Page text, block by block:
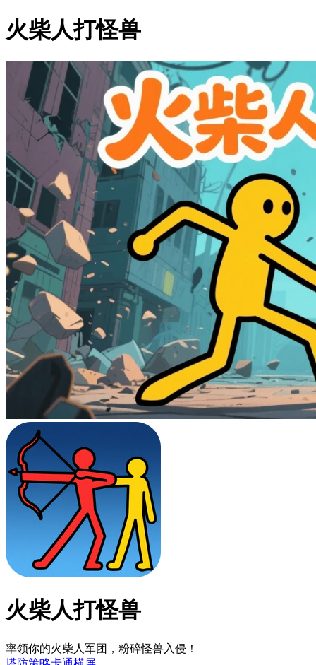
火柴人打怪兽
火柴人打怪兽
率领你的火柴人军团，粉碎怪兽入侵！